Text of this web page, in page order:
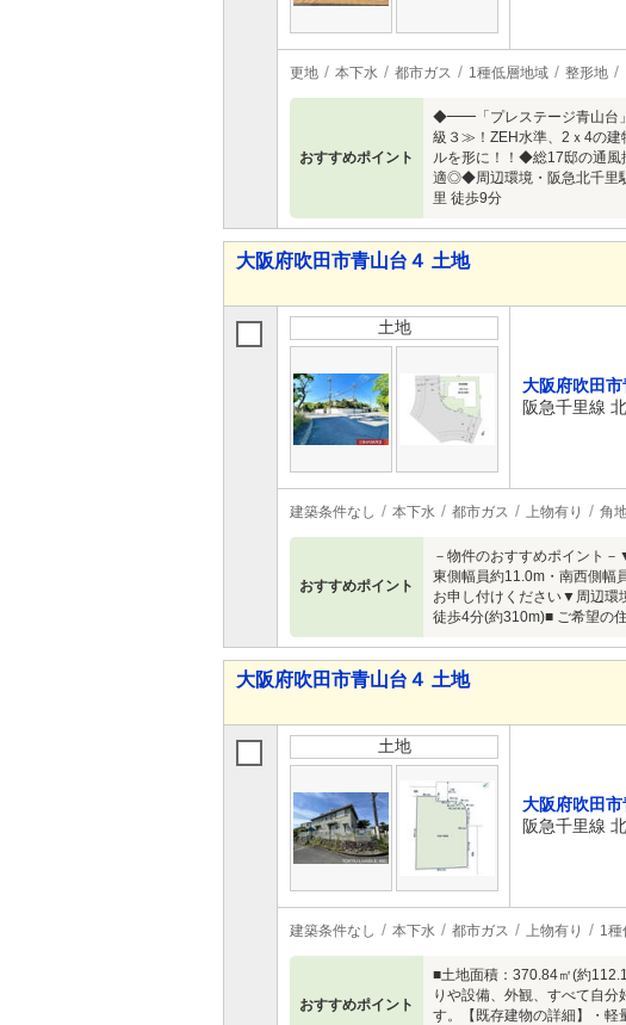
更地 本下水 都市ガス 1種低層地域 整形地
おすすめポイント
◆━━「プレステージ青山台
級３≫！ZEH水準、2ｘ4の建
ルを形に！！◆総17邸の通風
適◎◆周辺環境・阪急北千里
里 徒歩9分
大阪府吹田市青山台４ 土地
土地
大阪府吹田市
阪急千里線
建築条件なし 本下水 都市ガス 上物有り 角
おすすめポイント
－物件のおすすめポイント
東側幅員約11.0m・南西側幅
お申し付けください▼周辺環
徒歩4分(約310m)■ ご希望の
大阪府吹田市青山台４ 土地
土地
大阪府吹田市
阪急千里線
建築条件なし 本下水 都市ガス 上物有り 1種
おすすめポイント
■土地面積：370.84㎡(約
りや設備、外観、すべて自
す。【既存建物の詳細】・